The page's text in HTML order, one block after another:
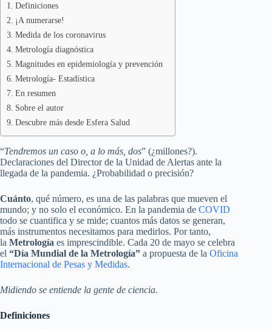
Definiciones
¡A numerarse!
Medida de los coronavirus
Metrología diagnóstica
Magnitudes en epidemiología y prevención
Metrología- Estadística
En resumen
Sobre el autor
Descubre más desde Esfera Salud
“Tendremos un caso o, a lo más, dos” (¿millones?).
Declaraciones del Director de la Unidad de Alertas ante la
llegada de la pandemia. ¿Probabilidad o precisión?
Cuánto, qué número, es una de las palabras que mueven el
mundo; y no solo el económico. En la pandemia de COVID
todo se cuantifica y se mide; cuantos más datos se generan,
más instrumentos necesitamos para medirlos. Por tanto,
la Metrología es imprescindible. Cada 20 de mayo se celebra
el “Día Mundial de la Metrología” a propuesta de la Oficina
Internacional de Pesas y Medidas.
Midiendo se entiende la gente de ciencia.
Definiciones